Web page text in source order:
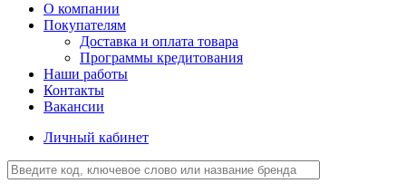
О компании
Покупателям
Доставка и оплата товара
Программы кредитования
Наши работы
Контакты
Вакансии
Личный кабинет